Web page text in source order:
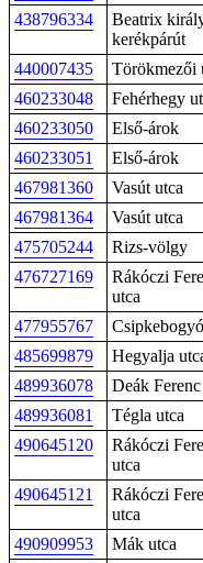
438796334
Beatrix
kerékpárút
440007435 Törökmezői
460233048
Fehérhegy
460233050
Első-árok
460233051
Első-árok
467981360
Vasút utca
467981364
Vasút utca
475705244
Rizs-völgy
476727169
Rákóczi
utca
477955767
485699879
Hegyalja
489936078
Deák Ferenc
489936081
Tégla utca
490645120
Rákóczi
utca
490645121
Rákóczi
utca
490909953 Mák utca